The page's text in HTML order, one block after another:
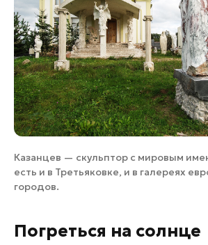
Казанцев — скульптор с мировым
есть и в Третьяковке, и в галереях
городов.
Погреться на солнце